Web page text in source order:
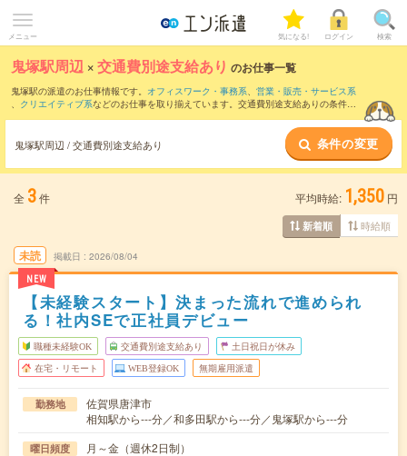
メニュー 気になる! ログイン 検索
鬼塚駅周辺 ×交通費別途支給あり のお仕事一覧
鬼塚駅の派遣のお仕事情報です。 オフィスワーク・事務系、 営業・販売・サービス系
、 クリエイティブ系などのお仕事を取り揃えています。交通費別途支給ありの条件の
鬼塚駅周辺 / 交通費別途支給あり 条件の変更
全 3件 平均時給: 1,350 円
新着順 時給順
未読
NEW
掲載日 2026/08/04
【未経験スタート】決まった流れで進められ
る！社内SEで正社員デビュー
職種未経験OK 交通費別途支給あり 土日祝日が休み
在宅・リモート WEB登録OK 無期雇用派遣
勤務地
佐賀県唐津市
相知駅から---分／和多田駅から---分／鬼塚駅から---分
曜日頻度 月～金（週休2日制）